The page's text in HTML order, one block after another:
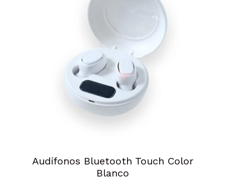
Audífonos Bluetooth Touch Color
Blanco